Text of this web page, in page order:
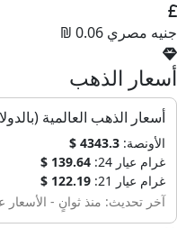
جنيه مصري 0.06 ₪
أسعار الذهب
أسعار الذهب العالمية
الأونصة: 4343.3 $
غرام عيار 24:
139.64 $
غرام عيار 21:
122.19 $
آخر تحديث: منذ ثوانٍ - الأسعار